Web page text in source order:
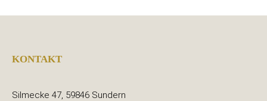
KONTAKT
Silmecke 47, 59846 Sundern